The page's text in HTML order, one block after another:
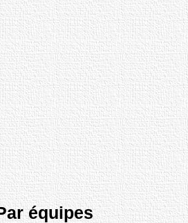
équipes